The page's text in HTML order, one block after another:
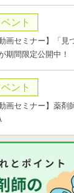
ント
画セミナー】「
期間限定公開中！
ント
セミナー】薬剤